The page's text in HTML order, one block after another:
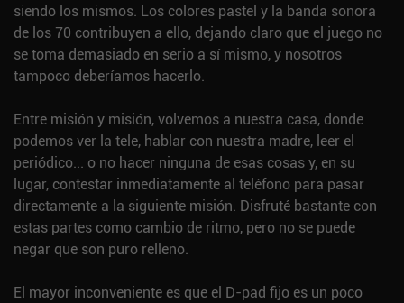
siendo los mismos. Los colores pastel y la banda sonora
de los 70 contribuyen a ello, dejando claro que el juego no
se toma demasiado en serio a sí mismo, y nosotros
tampoco deberíamos hacerlo.
Entre misión y misión, volvemos a nuestra casa, donde
podemos ver la tele, hablar con nuestra madre, leer el
periódico... o no hacer ninguna de esas cosas y, en su
lugar, contestar inmediatamente al teléfono para pasar
directamente a la siguiente misión. Disfruté bastante con
estas partes como cambio de ritmo, pero no se puede
negar que son puro relleno.
El mayor inconveniente es que el D-pad fijo es un poco